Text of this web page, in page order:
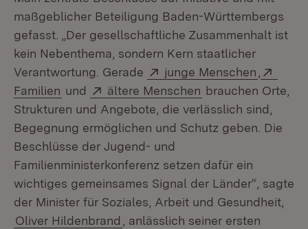
maßgeblicher Beteiligung Baden-Württembergs
gefasst. „Der gesellschaftliche Zusammenhalt ist
kein Nebenthema, sondern Kern staatlicher
Verantwortung. Gerade
Extern:
junge Menschen (Öffnet
Familien (Öffnet in neuem Fenster)
und Extern:
ältere Menschen (Öffnet in neuem
brauchen Orte,
Strukturen und Angebote, die verlässlich sind,
Begegnung ermöglichen und Schutz geben. Die
Beschlüsse der Jugend- und
Familienministerkonferenz setzen dafür ein
wichtiges gemeinsames Signal der Länder“, sagte
der Minister für Soziales, Arbeit und Gesundheit,
Oliver Hildenbrand
, anlässlich seiner ersten